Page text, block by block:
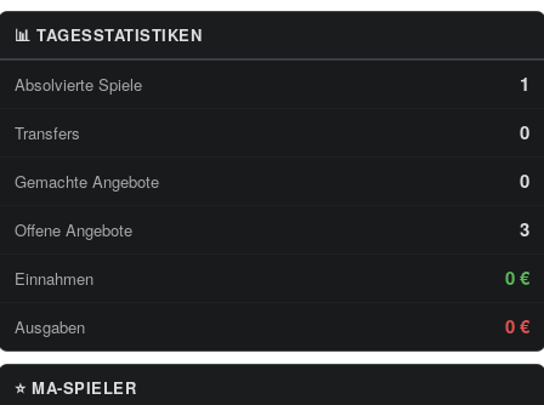
📊 TAGESSTATISTIKEN
Absolvierte Spiele 1
Transfers 0
Gemachte Angebote 0
Offene Angebote 3
Einnahmen 0 €
Ausgaben 0 €
⭐ MA-SPIELER